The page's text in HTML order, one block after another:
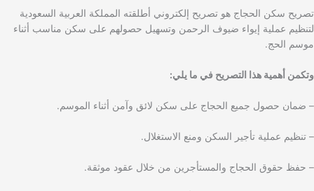
تصريح سكن الحجاج هو تصريح إلكتروني أطلقته المملكة العربية السعودية
لتنظيم عملية إيواء ضيوف الرحمن وتسهيل حصولهم على سكن مناسب أثناء
موسم الحج.
وتكمن أهمية هذا التصريح في ما يلي:
– ضمان حصول جميع الحجاج على سكن لائق وآمن أثناء الموسم.
– تنظيم عملية تأجير السكن ومنع الاستغلال.
– حفظ حقوق الحجاج والمستأجرين من خلال عقود موثقة.